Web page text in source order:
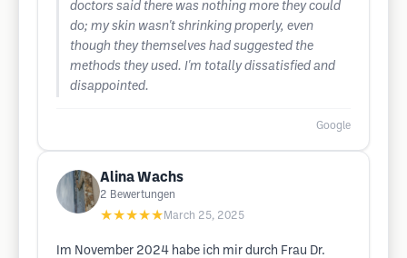
doctors said there was nothing more they could
do; my skin wasn't shrinking properly, even
though they themselves had suggested the
methods they used. I'm totally dissatisfied and
disappointed.
Google
Alina Wachs
2 Bewertungen
★★★★★ March 25, 2025
Im November 2024 habe ich mir durch Frau Dr.